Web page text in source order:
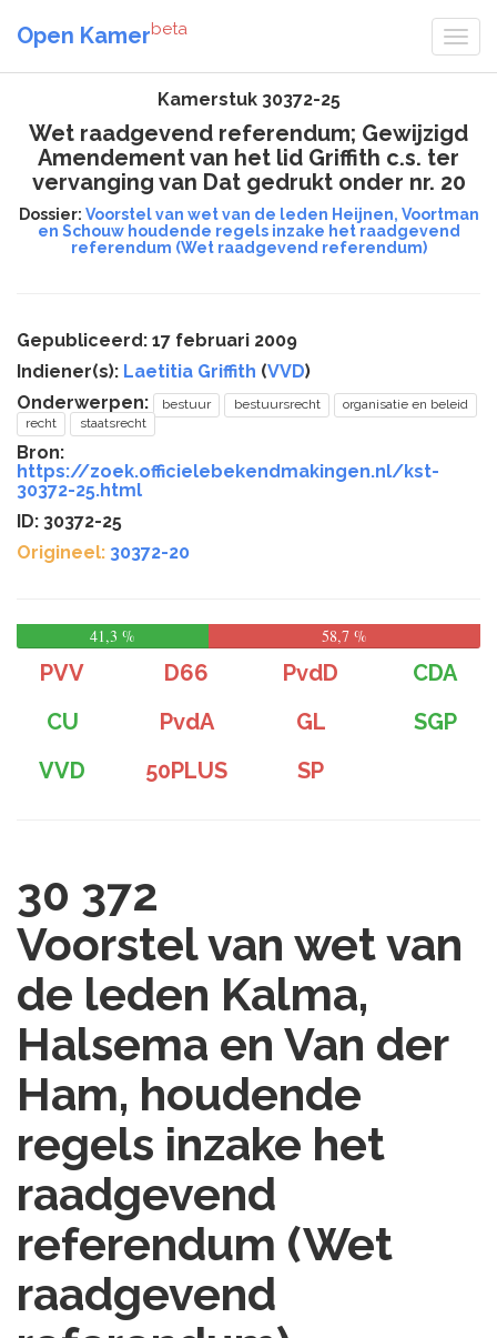
Open Kamerbeta
Kamerstuk 30372-25
Wet raadgevend referendum; Gewijzigd
Amendement van het lid Griffith c.s. ter
vervanging van Dat gedrukt onder nr. 20
Dossier: Voorstel van wet van de leden Heijnen, Voortman
en Schouw houdende regels inzake het raadgevend
referendum (Wet raadgevend referendum)
Gepubliceerd: 17 februari 2009
Indiener(s): Laetitia Griffith (VVD)
Onderwerpen:
bestuur bestuursrecht
organisatie en beleid
recht
staatsrecht
Bron:
https://zoek.officielebekendmakingen.nl/kst-
30372-25.html
ID: 30372-25
Origineel: 30372-20
41,3 % 58,7 %
PVV D66 PvdD
CDA
CU
PvdA GL
SGP
VVD
50PLUS SP
30 372
Voorstel van wet van
de leden Kalma,
Halsema en Van der
Ham, houdende
regels inzake het
raadgevend
referendum (Wet
raadgevend